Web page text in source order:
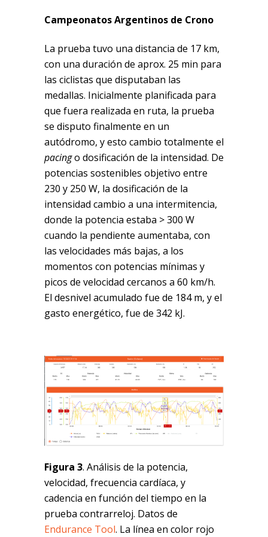
Campeonatos Argentinos de Crono
La prueba tuvo una distancia de 17 km,
con una duración de aprox. 25 min para
las ciclistas que disputaban las
medallas. Inicialmente planificada para
que fuera realizada en ruta, la prueba
se disputo finalmente en un
autódromo, y esto cambio totalmente el
pacingo dosificación de la intensidad. De
potencias sostenibles objetivo entre
230 y 250 W, la dosificación de la
intensidad cambio a una intermitencia,
donde la potencia estaba > 300 W
cuando la pendiente aumentaba, con
las velocidades más bajas, a los
momentos con potencias mínimas y
picos de velocidad cercanos a 60 km/h.
El desnivel acumulado fue de 184 m, y el
gasto energético, fue de 342 kJ.
Figura 3. Análisis de la potencia,
velocidad, frecuencia cardíaca, y
cadencia en función del tiempo en la
prueba contrarreloj. Datos de
Endurance Tool. La línea en color rojo